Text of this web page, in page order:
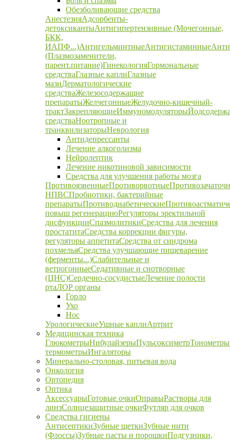
Обезболивающие средства
АнестезияАдсорбенты-
детоксикантыАнтигипертензивные (Мочегонные,
БКК,
ИАПФ...)АнтигельминтныеАнтигистаминные
(Плазмозаменители,
парент.питание)ГинекологияГормональные
средстваГлазные каплиГлазные
мазиДерматологические
средстваЖелезосодержащие
препаратыЖелчегонныеЖелудочно-кишечный-
трактЗакрепляющиеИммуномодуляторы
средстваНоотропные и
транквилизаторыНеврология
Антидепрессанты
Лечение алкоголизма
Нейролептик
Лечение никотиновой зависимости
Средства для улучшения работы мозга
ПротивоязвенныеПротиворвотные
НПВСПробиотики, бактерийные
препаратыПротиводиабетические
повыш регенерациюРегуляторы эректильной
дисфункцииСпазмолитикиСредства для лечения
простатитаСредства коррекции фигуры,
регуляторы аппетитаСредства от синдрома
похмельяСредства улучшающие пищеварение
(ферменты...)Слабительные и
ветрогонныеСедативные и снотворные
(ЦНС)Сердечно-сосудистыеЛечение полости
ртаЛОР органы
Горло
Ухо
Нос
УрологическиеУшные каплиАртрит
Медицинская техника
ГлюкометрыНибулайзерыПульсоксиметрТонометры
термометрыИнгаляторы
Минерально-столовая, питьевая вода
Онкология
Ортопедия
Оптика
АксессуарыГотовые очкиОправыРастворы для
линзСолнцезащитные очкиФутляр для очков
Средства гигиены
АнтисептикиЗубные щеткиЗубные нити
(Флоссы)Зубные пасты и порошкиПодгузники,